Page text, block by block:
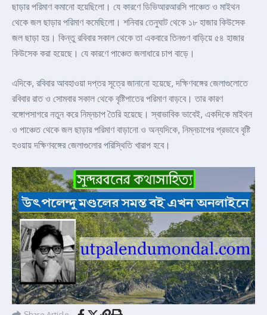
ছাড়ার পরিমাণ কমানো হয়েছিলো। যে কারণে ডিভিআরআরসি পাঞ্চেত ও মাইথন
থেকে জল ছাড়ার পরিমাণ কমেছিলো। শনিবার তেনুঘাট থেকে ১৮ হাজার কিউসেক
জল ছাড়া হয়। কিন্তু রবিবার সকাল থেকে তা একবারে তিনগুণ বাড়িয়ে ৫৪ হাজার
কিউসেক করা হয়েছে। যে কারণে পাঞ্চেত জলাধারে চাপ বাড়ে।
এদিকে, রবিবার আবহাওয়া দপ্তর সূত্রে জানানো হয়েছে, দক্ষিণবঙ্গের জেলাগুলোতে
রবিবার রাত ও সোমবার সকাল থেকে বৃষ্টিপাতের পরিমাণ বাড়বে। তার কারণ
বঙ্গোপসাগরে নতুন করে নিম্নচাপ তৈরি হয়েছে। স্বাভাবিক ভাবেই, একদিকে মাইথন
ও পাঞ্চেত থেকে জল ছাড়ার পরিমাণ বাড়ানো ও অন্যদিকে, নিম্নচাপের প্রভাবে বৃষ্টি
হওয়ায় দক্ষিণবঙ্গের জেলাগুলোর পরিস্থিতি খারাপ হবে।